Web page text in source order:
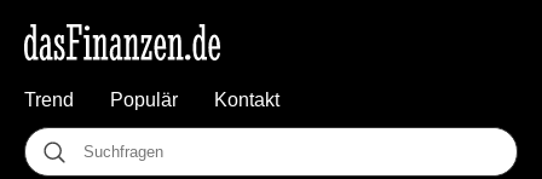
Trend Populär Kontakt